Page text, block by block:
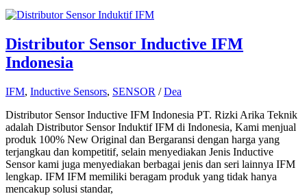
Distributor Sensor Inductive IFM
Indonesia
IFM, Inductive Sensors, SENSOR /Dea
Distributor Sensor Inductive IFM Indonesia PT. Rizki Arika Teknik
adalah Distributor Sensor Induktif IFM di Indonesia, Kami menjual
produk 100% New Original dan Bergaransi dengan harga yang
terjangkau dan kompetitif, selain menyediakan Jenis Inductive
Sensor kami juga menyediakan berbagai jenis dan seri lainnya IFM
lengkap. IFM IFM memiliki beragam produk yang tidak hanya
mencakup solusi standar,